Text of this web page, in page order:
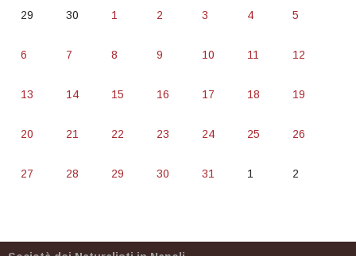
29 30 1 2 3 4 5
6 7 8 9 10 11 12
13 14 15 16 17 18 19
20 21 22 23 24 25 26
27 28 29 30 31 1 2